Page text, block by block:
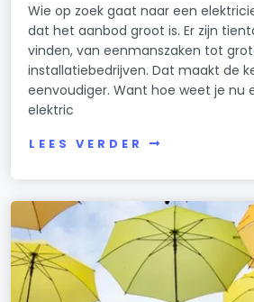
Wie op zoek gaat naar een
dat het aanbod groot is. Er zijn
vinden, van eenmanszaken tot
installatiebedrijven. Dat maakt de
eenvoudiger. Want hoe weet je nu
elektric
LEES VERDER